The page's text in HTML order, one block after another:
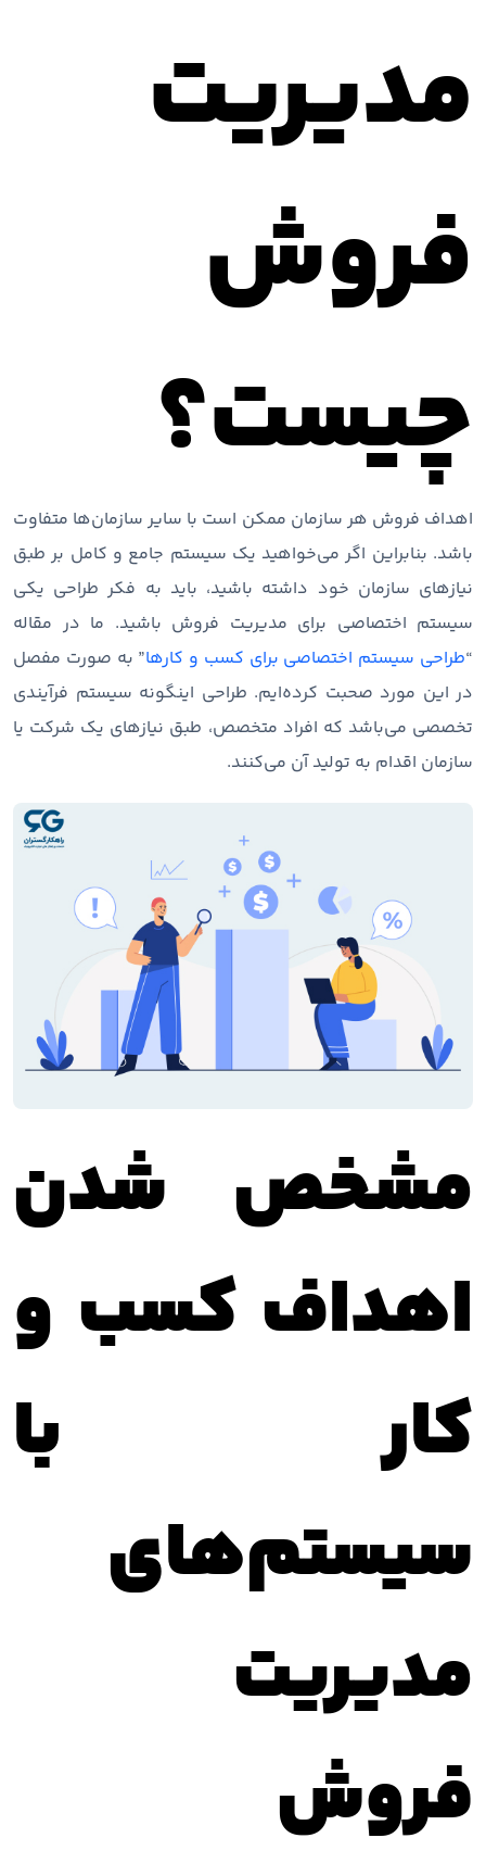
مدیریت
فروش
چیست؟
اهداف فروش هر سازمان ممکن است با سایر سازمان‌ها متفاوت
باشد. بنابراین اگر می‌خواهید یک سیستم جامع و کامل بر طبق
نیازهای سازمان خود داشته باشید، باید به فکر طراحی یکی
سیستم اختصاصی برای مدیریت فروش باشید. ما در مقاله
“طراحی سیستم اختصاصی برای کسب و کارها” به صورت مفصل
در این مورد صحبت کرده‌ایم. طراحی اینگونه سیستم فرآیندی
تخصصی می‌باشد که افراد متخصص، طبق نیازهای یک شرکت یا
سازمان اقدام به تولید آن می‌کنند.
مشخص شدن
اهداف کسب و
کار با
سیستم‌های
مدیریت
فروش